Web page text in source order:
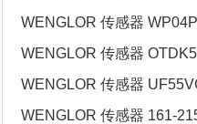
WENGLOR 传感器
WENGLOR 传感器
WENGLOR 传感器
WENGLOR 传感器 161-